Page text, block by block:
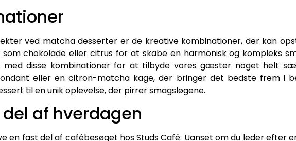
ved matcha desserter er de kreative kombinationer, der kan
chokolade eller citrus for at skabe en harmonisk og kompleks
med disse kombinationer for at tilbyde vores gæster noget helt
eller en citron-matcha kage, der bringer det bedste frem i
til en unik oplevelse, der pirrer smagsløgene.
af hverdagen
en fast del af cafébesøget hos Studs Café. Uanset om du leder efter